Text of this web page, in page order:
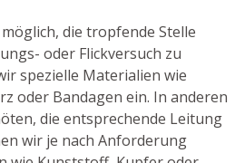
die tropfende Stelle
oder Flickversuch zu
spezielle Materialien wie
oder Bandagen ein. In anderen
die entsprechende Leitung
wir je nach Anforderung